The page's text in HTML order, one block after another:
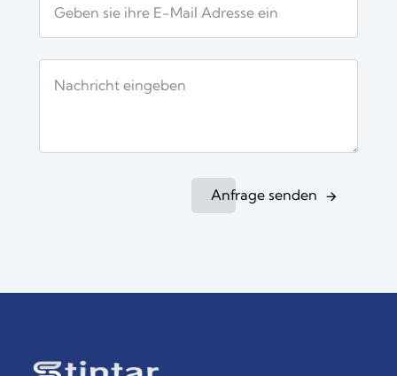
Anfrage senden